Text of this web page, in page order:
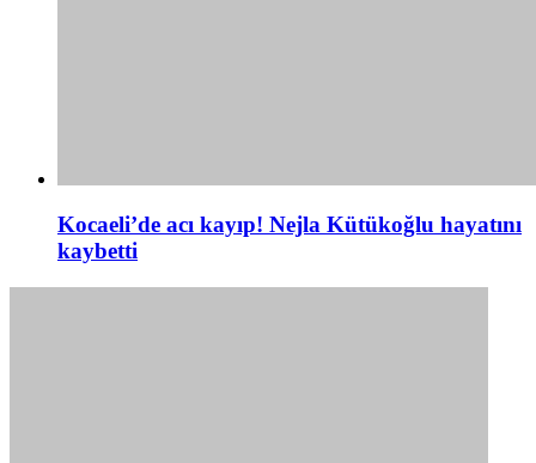
Kocaeli’de acı kayıp! Nejla Kütükoğlu hayatını
kaybetti